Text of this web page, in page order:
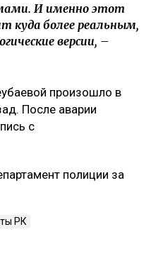
И именно этот
куда более реальным,
версии, –
произошло в
После аварии
с
полиции за
РК